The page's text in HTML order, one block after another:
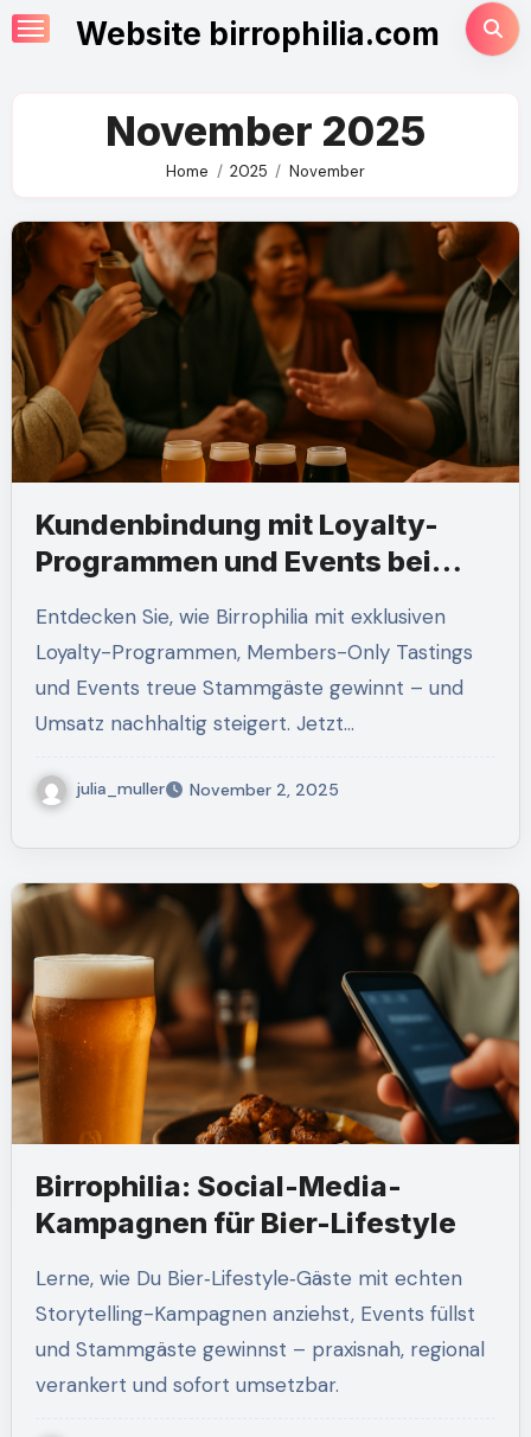
Skip
to
Website birrophilia.com
November 2025
Home 2025 November
Kundenbindung mit Loyalty-
Programmen und Events bei
Entdecken Sie, wie Birrophilia mit exklusiven
Loyalty-Programmen, Members-Only Tastings
und Events treue Stammgäste gewinnt – und
Umsatz nachhaltig steigert. Jetzt…
julia_muller November 2, 2025
Birrophilia: Social-Media-
Kampagnen für Bier-Lifestyle
Lerne, wie Du Bier‑Lifestyle‑Gäste mit echten
Storytelling-Kampagnen anziehst, Events füllst
und Stammgäste gewinnst – praxisnah, regional
verankert und sofort umsetzbar.